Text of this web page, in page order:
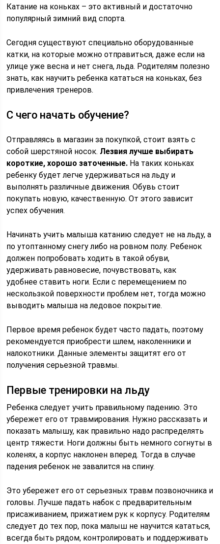
Катание на коньках – это активный и достаточно
популярный зимний вид спорта.
Сегодня существуют специально оборудованные
катки, на которые можно отправиться, даже если на
улице уже весна и нет снега, льда. Родителям полезно
знать, как научить ребенка кататься на коньках, без
привлечения тренеров.
С чего начать обучение?
Отправляясь в магазин за покупкой, стоит взять с
собой шерстяной носок. Лезвия лучше выбирать
короткие, хорошо заточенные. На таких коньках
ребенку будет легче удерживаться на льду и
выполнять различные движения. Обувь стоит
покупать новую, качественную. От этого зависит
успех обучения.
Начинать учить малыша катанию следует не на льду, а
по утоптанному снегу либо на ровном полу. Ребенок
должен попробовать ходить в такой обуви,
удерживать равновесие, почувствовать, как
удобнее ставить ноги. Если с перемещением по
нескользкой поверхности проблем нет, тогда можно
выводить малыша на ледовое покрытие.
Первое время ребенок будет часто падать, поэтому
рекомендуется приобрести шлем, наколенники и
налокотники. Данные элементы защитят его от
получения серьезной травмы.
Первые тренировки на льду
Ребенка следует учить правильному падению. Это
убережет его от травмирования. Нужно рассказать и
показать малышу, как правильно надо распределять
центр тяжести. Ноги должны быть немного согнуты в
коленях, а корпус наклонен вперед. Тогда в случае
падения ребенок не завалится на спину.
Это убережет его от серьезных травм позвоночника и
головы. Лучше падать набок с предварительным
присаживанием, прижатием рук к корпусу. Родителям
следует до тех пор, пока малыш не научится кататься,
всегда быть рядом, контролировать и поддерживать